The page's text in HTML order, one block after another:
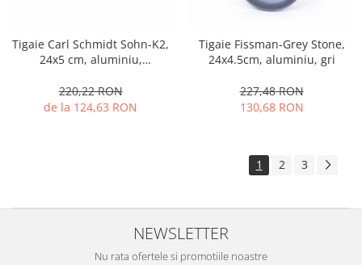
Tigaie Carl Schmidt Sohn-K2,
24x5 cm, aluminiu,
220,22 RON
de la 124,63 RON
Tigaie Fissman-Grey Stone,
24x4.5cm, aluminiu, gri
227,48 RON
130,68 RON
1 2 3
NEWSLETTER
Nu rata ofertele si promotiile noastre